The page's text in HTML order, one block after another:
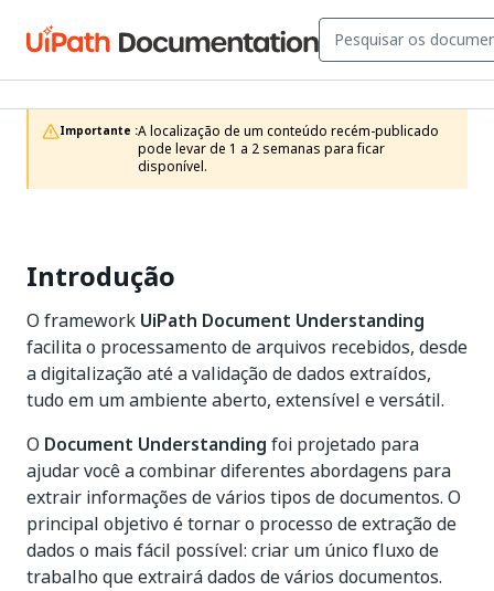
Importante :A localização de um conteúdo recém-publicado
pode levar de 1 a 2 semanas para ficar
disponível.
Introdução
O framework UiPath Document Understanding
facilita o processamento de arquivos recebidos, desde
a digitalização até a validação de dados extraídos,
tudo em um ambiente aberto, extensível e versátil.
O Document Understanding foi projetado para
ajudar você a combinar diferentes abordagens para
extrair informações de vários tipos de documentos. O
principal objetivo é tornar o processo de extração de
dados o mais fácil possível: criar um único fluxo de
trabalho que extrairá dados de vários documentos.